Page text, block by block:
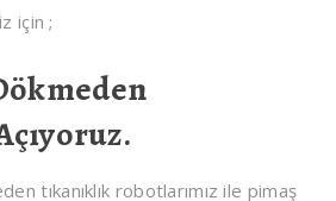
için ;
tıkanıklık robotlarımız ile pimaş